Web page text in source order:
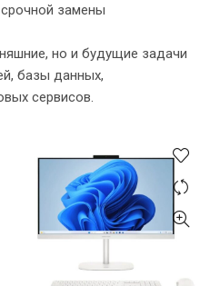
замены
но и будущие задачи
базы данных,
сервисов.